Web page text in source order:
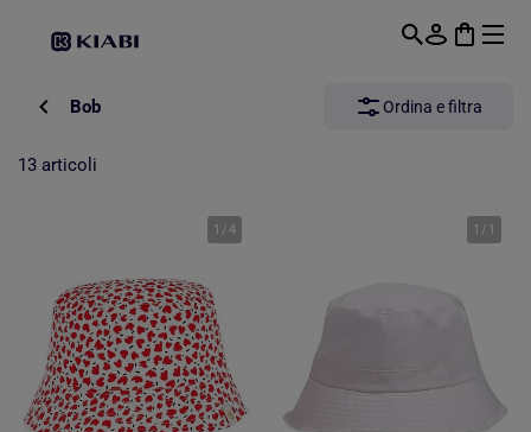
Bob Ordina e filtra
13 articoli
1 /4 1 / 1